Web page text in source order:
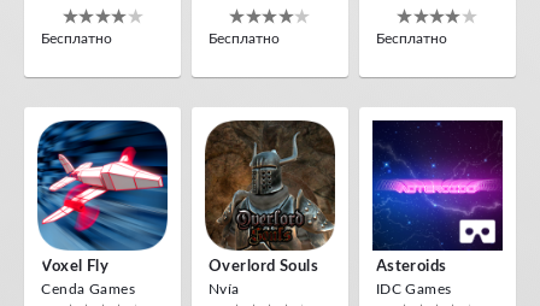
Бесплатно Бесплатно Бесплатно
Voxel Fly
Cenda Games
Overlord Souls
Nvía
Asteroids
IDC Games